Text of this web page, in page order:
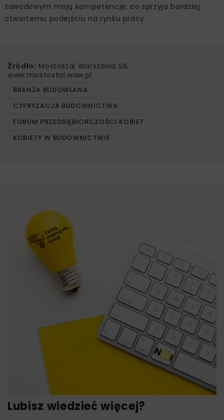
zawodowym mają kompetencje, co sprzyja bardziej
otwartemu podejściu na rynku pracy.
Źródło: Mostostal Warszawa SA,
www.mostostal.waw.pl
BRANŻA BUDOWLANA
CYFRYZACJA BUDOWNICTWA
FORUM PRZEDSIĘBIORCZOŚCI KOBIET
KOBIETY W BUDOWNICTWIE
Lubisz wiedzieć więcej?